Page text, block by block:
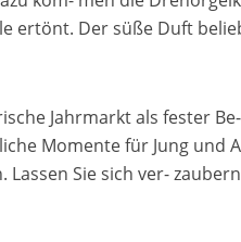
ertönt. Der süße Duft
Jahrmarkt als fester
Momente für Jung und
Lassen Sie sich ver-